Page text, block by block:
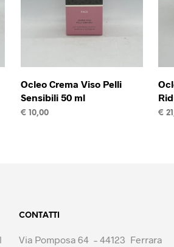
Ocleo Crema Viso Pelli
Sensibili 50 ml
€ 10,00 €
CONTATTI
Via Pomposa 64 – 44123 Ferrara